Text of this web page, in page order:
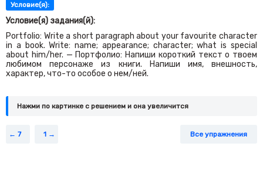
Условие(я):
Условие(я) задания(й):
Portfolio: Write a short paragraph about your favourite character
in a book. Write: name; appearance; character; what is special
about him/her. — Портфолио: Напиши короткий текст о твоем
любимом персонаже из книги. Напиши имя, внешность,
характер, что-то особое о нем/ней.
Нажми по картинке c решением и она увеличится
7 1 Все упражнения